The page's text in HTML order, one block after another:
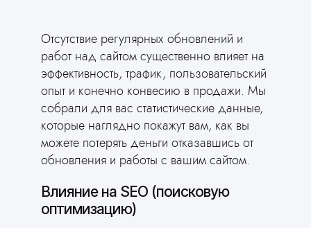
Сгенерировать сайт
Вам это нужно
AI соберёт сайт
за вас
Ответьте всего на 2 вопроса и
Отсутствие регулярных обновлений и
работ над сайтом существенно влияет на
эффективность, трафик, пользовательский
опыт и конечно конвесию в продажи. Мы
собрали для вас статистические данные,
которые наглядно покажут вам, как вы
можете потерять деньги отказавшись от
обновления и работы с вашим сайтом.
Влияние на SEO (поисковую
оптимизацию)